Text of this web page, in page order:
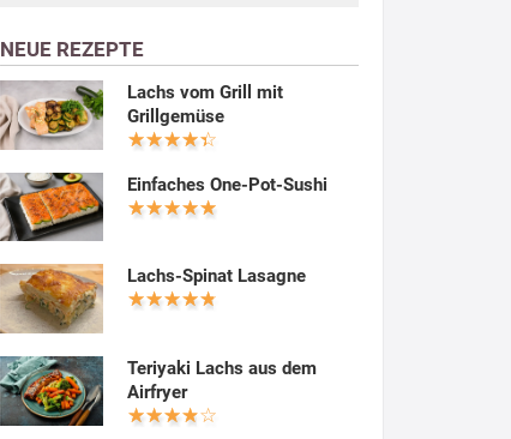
NEUE REZEPTE
Lachs vom Grill mit
Grillgemüse
Einfaches One-Pot-Sushi
Lachs-Spinat Lasagne
Teriyaki Lachs aus dem
Airfryer